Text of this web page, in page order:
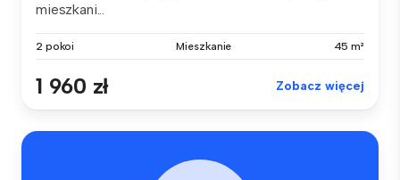
mieszkani...
2 pokoi Mieszkanie 45 m²
1 960 zł Zobacz więcej